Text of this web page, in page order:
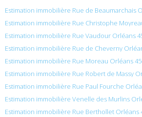
Estimation immobilière Rue de Beaumarchais
Estimation immobilière Rue Christophe
Estimation immobilière Rue Vaudour Orléans
Estimation immobilière Rue de Cheverny
Estimation immobilière Rue Moreau Orléans
Estimation immobilière Rue Robert de Massy
Estimation immobilière Rue Paul Fourche
Estimation immobilière Venelle des Murlins
Estimation immobilière Rue Berthollet Orléans